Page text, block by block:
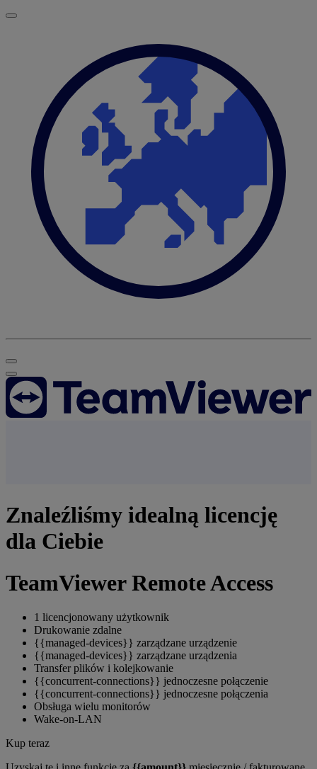
Znaleźliśmy idealną licencję
dla Ciebie
TeamViewer Remote Access
1 licencjonowany użytkownik
Drukowanie zdalne
{{managed-devices}} zarządzane urządzenie
{{managed-devices}} zarządzane urządzenia
Transfer plików i kolejkowanie
{{concurrent-connections}} jednoczesne połączenie
{{concurrent-connections}} jednoczesne połączenia
Obsługa wielu monitorów
Wake-on-LAN
Kup teraz